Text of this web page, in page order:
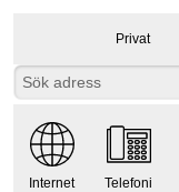
Privat
Internet Telefoni